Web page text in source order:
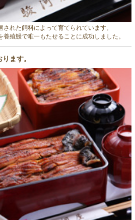
れた飼料によって育てられています。
殖鰻で唯一もたせることに成功しました。
ます。